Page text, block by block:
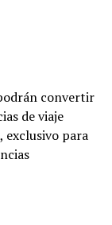
convertir
de viaje
exclusivo para